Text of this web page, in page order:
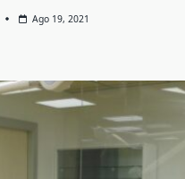
Ago 19, 2021